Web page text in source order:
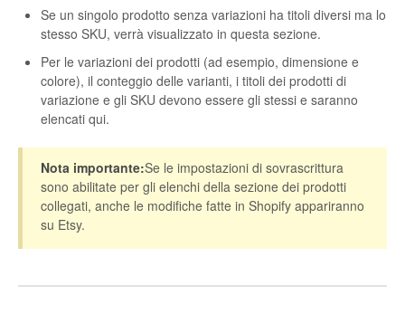
eBay Integration
Walmart Integration
Contact
Se un singolo prodotto senza variazioni ha titoli diversi ma lo
stesso SKU, verrà visualizzato in questa sezione.
Per le variazioni dei prodotti (ad esempio, dimensione e
colore), il conteggio delle varianti, i titoli dei prodotti di
variazione e gli SKU devono essere gli stessi e saranno
elencati qui.
Nota importante:Se le impostazioni di sovrascrittura
sono abilitate per gli elenchi della sezione dei prodotti
collegati, anche le modifiche fatte in Shopify appariranno
su Etsy.